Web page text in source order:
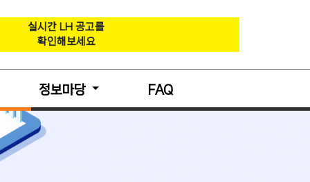
실시간 LH 공고를
확인해보세요
정보마당 FAQ